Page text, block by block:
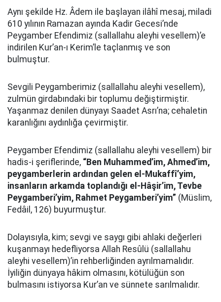
Aynı şekilde Hz. Âdem ile başlayan ilâhî mesaj, miladi
610 yılının Ramazan ayında Kadir Gecesi’nde
Peygamber Efendimiz (sallallahu aleyhi vesellem)’e
indirilen Kur’an-ı Kerim’le taçlanmış ve son
bulmuştur.
Sevgili Peygamberimiz (sallallahu aleyhi vesellem),
zulmün girdabındaki bir toplumu değiştirmiştir.
Yaşanmaz denilen dünyayı Saadet Asrı’na; cehaletin
karanlığını aydınlığa çevirmiştir.
Peygamber Efendimiz (sallallahu aleyhi vesellem) bir
hadis-i şeriflerinde, “Ben Muhammed’im, Ahmed’im,
peygamberlerin ardından gelen el-Mukaffî’yim,
insanların arkamda toplandığı el-Hâşir’im, Tevbe
Peygamberi’yim, Rahmet Peygamberi’yim” (Müslim,
Fedâil, 126) buyurmuştur.
Dolayısıyla, kim; sevgi ve saygı gibi ahlaki değerleri
kuşanmayı hedefliyorsa Allah Resûlü (sallallahu
aleyhi vesellem)’in rehberliğinden ayrılmamalıdır.
İyiliğin dünyaya hâkim olmasını, kötülüğün son
bulmasını istiyorsa Kur’an ve sünnete sarılmalıdır.